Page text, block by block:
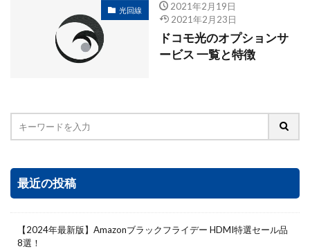
光回線
2021年2月19日
2021年2月23日
ドコモ光のオプションサ
ービス 一覧と特徴
最近の投稿
【2024年最新版】Amazonブラックフライデー HDMI特選セール品
8選！